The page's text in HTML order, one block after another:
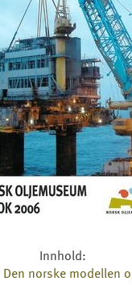
Innhold:
Den norske modellen